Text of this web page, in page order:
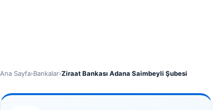
Ana Sayfa›Bankalar›Ziraat Bankası Adana Saimbeyli Şubesi